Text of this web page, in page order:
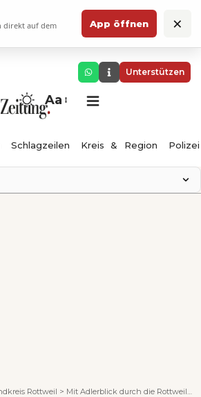
direkt auf dem
App öffnen ×
Unterstützen
Aa
Schlagzeilen Kreis & Region Polizei
Rottweil > Mit Adlerblick durch die Rottweiler Geschichte